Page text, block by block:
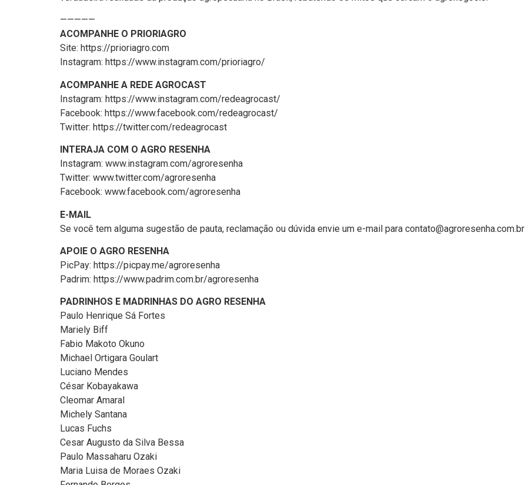
—————
ACOMPANHE O PRIORIAGRO
Site: https://prioriagro.com
Instagram: https://www.instagram.com/prioriagro/
ACOMPANHE A REDE AGROCAST
Instagram: https://www.instagram.com/redeagrocast/
Facebook: https://www.facebook.com/redeagrocast/
Twitter: https://twitter.com/redeagrocast
INTERAJA COM O AGRO RESENHA
Instagram: www.instagram.com/agroresenha
Twitter: www.twitter.com/agroresenha
Facebook: www.facebook.com/agroresenha
E-MAIL
Se você tem alguma sugestão de pauta, reclamação ou dúvida envie um e-mail para contato@agroresenha.com.br
APOIE O AGRO RESENHA
PicPay: https://picpay.me/agroresenha
Padrim: https://www.padrim.com.br/agroresenha
PADRINHOS E MADRINHAS DO AGRO RESENHA
Paulo Henrique Sá Fortes
Mariely Biff
Fabio Makoto Okuno
Michael Ortigara Goulart
Luciano Mendes
César Kobayakawa
Cleomar Amaral
Michely Santana
Lucas Fuchs
Cesar Augusto da Silva Bessa
Paulo Massaharu Ozaki
Maria Luisa de Moraes Ozaki